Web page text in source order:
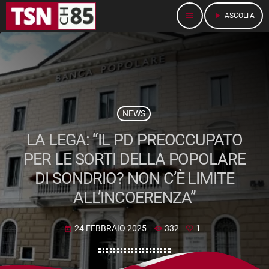
menu play_arrow ASCOLTA
NEWS
LA LEGA: “IL PD PREOCCUPATO
PER LE SORTI DELLA POPOLARE
DI SONDRIO? NON C’È LIMITE
ALL’INCOERENZA”
today 24 FEBBRAIO 2025 332 1